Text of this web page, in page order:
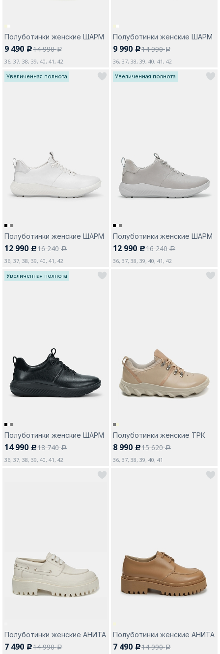
Полуботинки женские ШАРМ
9 490 c14 990a
36, 37, 38, 39, 40, 41, 42
Полуботинки женские ШАРМ
9 990 c14 990a
36, 37, 38, 39, 40, 41, 42
Увеличенная полнота
Полуботинки женские ШАРМ
12 990 c16 240a
36, 37, 38, 39, 40, 41, 42
Увеличенная полнота
Полуботинки женские ШАРМ
12 990 c16 240a
36, 37, 38, 39, 40, 41, 42
Увеличенная полнота
Полуботинки женские ШАРМ
14 990 c18 740a
36, 37, 38, 39, 40, 41, 42
Полуботинки женские ТРК
8 990 c15 620a
36, 37, 38, 39, 40, 41
Полуботинки женские АНИТА
7 490 c14 990a
Полуботинки женские АНИТА
7 490 c14 990a